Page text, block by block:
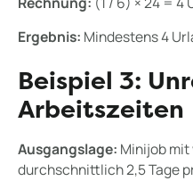
Ergebnis: Mindestens 4
Beispiel 3:
Arbeitszeiten
Ausgangslage: Minijob
durchschnittlich 2,5 Tage